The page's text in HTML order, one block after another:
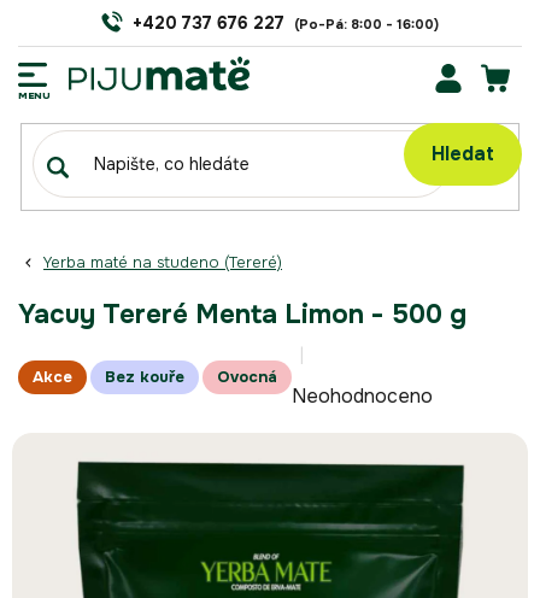
Hledat
+420 737 676 227
Yerba maté na studeno (Tereré)
Yacuy Tereré Menta Limon - 500 g
Akce Bez kouře Ovocná
Průměrné
hodnocení
0,0
5
hvězdiček.
Neohodnoceno